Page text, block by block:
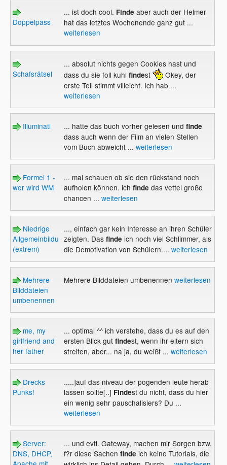
Doppelpass
... ist doch cool. Finde aber auch der Helmer
hat das letztes Wochenende ganz gut ...
weiterlesen
Schafsrätsel
... absolut nichts gegen Cookies hast und
dass du sie foll kuhl findest
Okey, der
erste Teil stimmt villeicht. Ich hab ...
weiterlesen
Illuminati ... hatte das buch vorher gelesen und finde
dass auch wenn der Film an vielen Stellen
vom Buch abweicht ... weiterlesen
Formel 1 -
wer wird WM
... mal schauen ob sie den rückstand noch
aufholen können. ich finde das vettel große
chancen ... weiterlesen
Niedrige
Allgemeinbildung
(extrem)
..., einfach gar kein Interesse an ihren Schüler
zeigten. Dasfinde ich noch viel Schlimmer, als
die Demotivation von Schülern.... weiterlesen
Mehrere
Bilddateien
umbenennen
Mehrere Bilddateien umbenennen weiterlesen
me, my
girlfriend and
her father
... optimal ^^ ich verstehe, dass du es auf den
ersten Blick gutfindest, wenn ihr eltern sich
streiten, aber... na ja, du weißt ... weiterlesen
Drecks
Punks!
.....]auf das niveau der pogenden leute herab
lassen sollte[..] Findest du nicht, dass du hier
ein wenig sehr pauschalisiers? Du ...
weiterlesen
Server:
DNS, DHCP,
... und evtl. Gateway, machen mir Sorgen bzw.
f?r diese Sachen finde ich keine Tutorials, die